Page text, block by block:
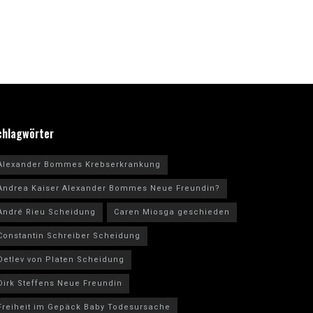
Bommes Krebserkrankung
Kaiser Alexander Bommes Neue Freundin?
Rieu Scheidung
Caren Miosga geschieden
Schreiber Scheidung
von Platen Scheidung
Steffens Neue Freundin
im Gepäck Baby Todesursache